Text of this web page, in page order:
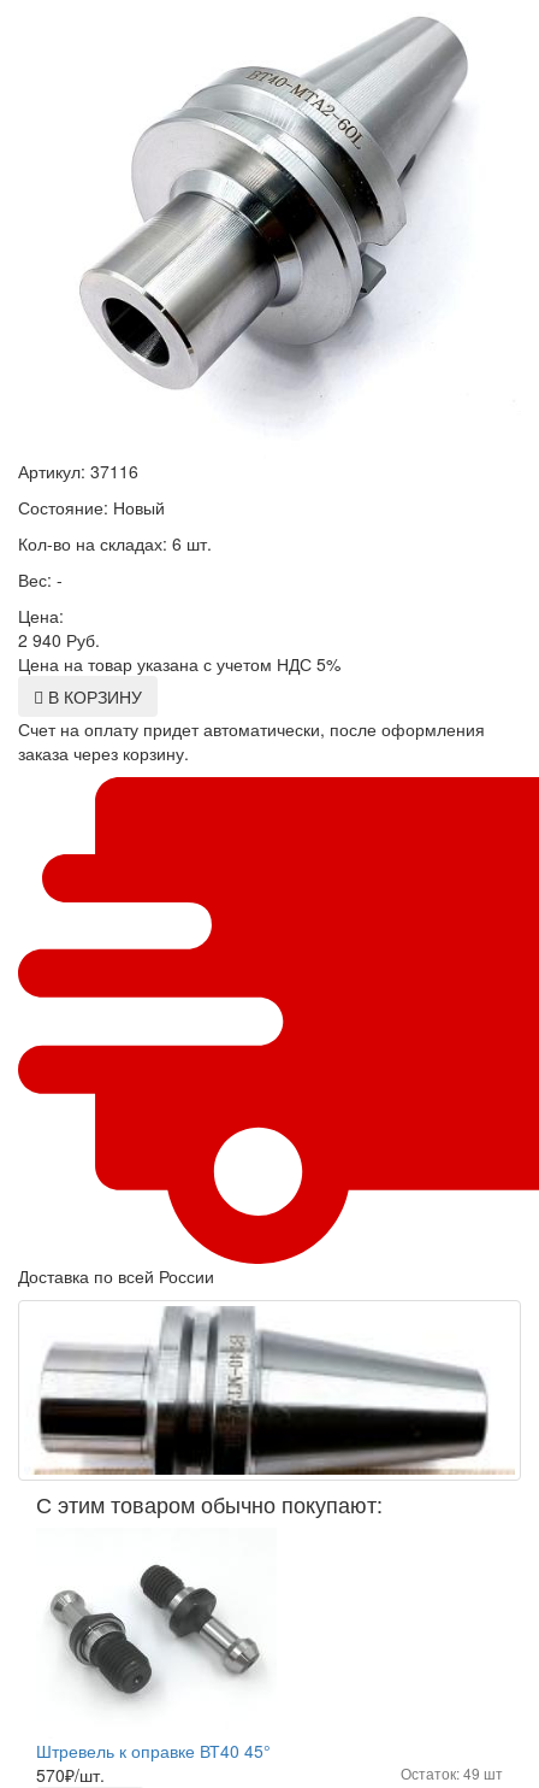
Артикул: 37116
Состояние: Новый
Кол-во на складах: 6 шт.
Вес: -
Цена:
2 940 Руб.
Цена на товар указана с учетом НДС 5%
В КОРЗИНУ
Счет на оплату придет автоматически, после оформления
заказа через корзину.
Доставка по всей России
С этим товаром обычно покупают:
Штревель к оправке ВТ40 45°
570₽/шт. Остаток: 49 шт